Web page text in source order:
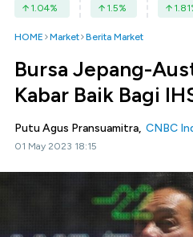
1.04% 1.5% 1.81
HOME Market Berita Market
Bursa Jepang-
Kabar Baik Bagi
Putu Agus Pransuamitra, CNBC
01 May 2023 18:15